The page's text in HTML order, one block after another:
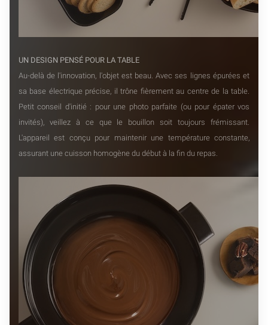
UN DESIGN PENSÉ POUR LA TABLE
Au-delà de l'innovation, l'objet est beau. Avec ses lignes épurées et
sa base électrique précise, il trône fièrement au centre de la table.
Petit conseil d'initié : pour une photo parfaite (ou pour épater vos
invités), veillez à ce que le bouillon soit toujours frémissant.
L'appareil est conçu pour maintenir une température constante,
assurant une cuisson homogène du début à la fin du repas.